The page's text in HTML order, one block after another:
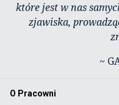
które jest w nas
zjawiska,
~
O Pracowni